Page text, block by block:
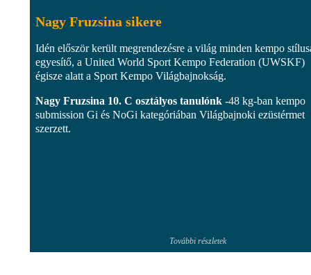
Nagy Fruzsina sikere
Idén először került megrendezésre a világ minden kempo
egyesítő, a United World Sport Kempo Federation (UWSKF)
égisze alatt a Sport Kempo Világbajnokság.
Nagy Fruzsina 10. C osztályos tanulónk -48 kg-ban kempo
submission Gi és NoGi kategóriában Világbajnoki ezüstérmet
szerzett.
További részletek